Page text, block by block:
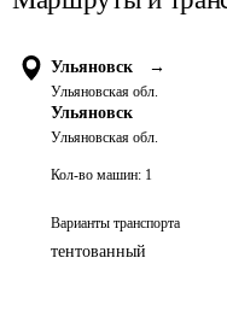
Ульяновск →
Ульяновская обл.
Ульяновск
Ульяновская обл.
Кол-во машин: 1
Варианты транспорта
тентованный